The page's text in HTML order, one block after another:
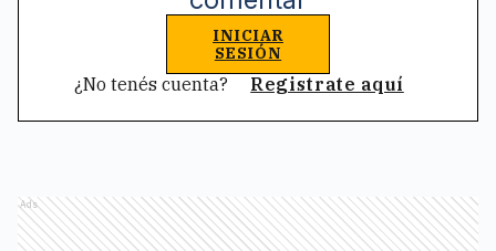
INICIAR
SESIÓN
¿No tenés cuenta? Registrate aquí
Ads